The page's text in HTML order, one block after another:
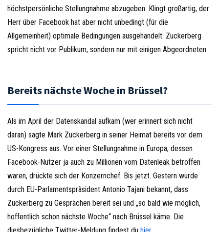
höchstpersönliche Stellungnahme abzugeben. Klingt großartig, der
Herr über Facebook hat aber nicht unbedingt (für die
Allgemeinheit) optimale Bedingungen ausgehandelt: Zuckerberg
spricht nicht vor Publikum, sondern nur mit einigen Abgeordneten.
Bereits nächste Woche in Brüssel?
Als im April der Datenskandal aufkam (wer erinnert sich nicht
daran) sagte Mark Zuckerberg in seiner Heimat bereits vor dem
US-Kongress aus. Vor einer Stellungnahme in Europa, dessen
Facebook-Nutzer ja auch zu Millionen vom Datenleak betroffen
waren, drückte sich der Konzernchef. Bis jetzt. Gestern wurde
durch EU-Parlamentspräsident Antonio Tajani bekannt, dass
Zuckerberg zu Gesprächen bereit sei und „so bald wie möglich,
hoffentlich schon nächste Woche“ nach Brüssel käme. Die